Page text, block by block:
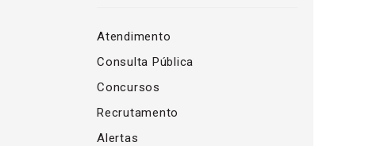
Atendimento
Consulta Pública
Concursos
Recrutamento
Alertas